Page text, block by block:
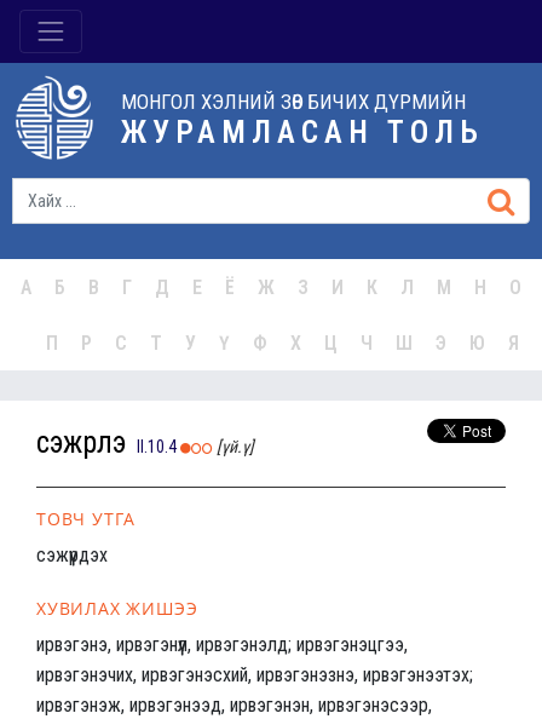
МОНГОЛ ХЭЛНИЙ ЗӨВ БИЧИХ ДҮРМИЙН
ЖУРАМЛАСАН ТОЛЬ
А Б В Г Д Е Ё Ж З И К Л М Н О
П Р С Т У Ү Ф Х Ц Ч Ш Э Ю Я
сэжүүрлэ II.10.4 [үй.ү]
ТОВЧ УТГА
сэжүүрдэх
ХУВИЛАХ ЖИШЭЭ
ирвэгэнэ, ирвэгэнүүл, ирвэгэнэлд; ирвэгэнэцгээ,
ирвэгэнэчих, ирвэгэнэсхий, ирвэгэнэзнэ, ирвэгэнээтэх;
ирвэгэнэж, ирвэгэнээд, ирвэгэнэн, ирвэгэнэсээр,